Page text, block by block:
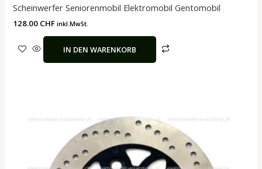
Scheinwerfer Seniorenmobil Elektromobil Gentomobil
128.00 CHF inkl.MwSt.
IN DEN WARENKORB